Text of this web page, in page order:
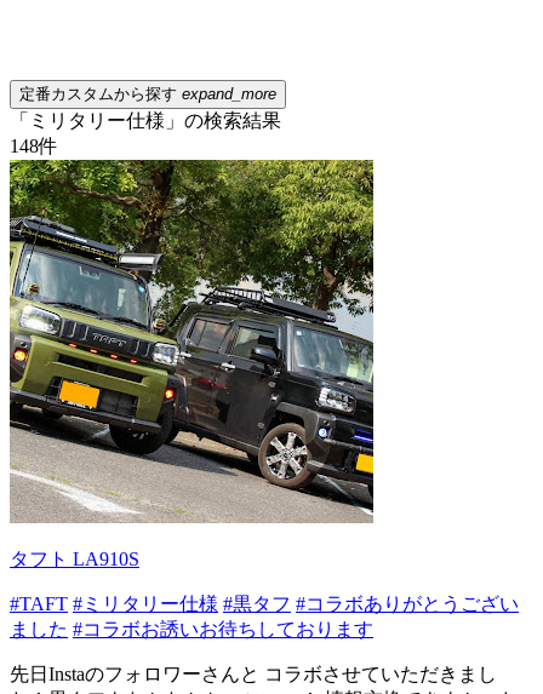
定番カスタムから探す expand_more
「ミリタリー仕様」の検索結果
148件
タフト LA910S
#TAFT #ミリタリー仕様 #黒タフ #コラボありがとうござい
ました #コラボお誘いお待ちしております
先日Instaのフォロワーさんと コラボさせていただきまし